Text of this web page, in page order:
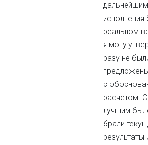
исполнения
реальном
я могу
разу не
с
расчетом.
лучшим
брали
результаты